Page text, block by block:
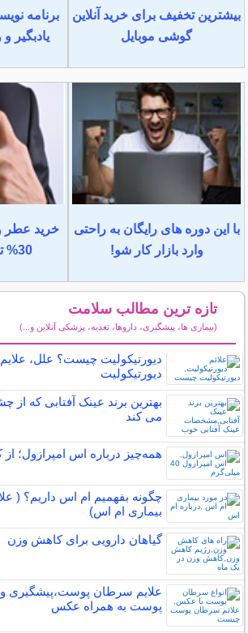
بیشترین تخفیف برای خرید آنلاین
گوشی موبایل
برنامه
یادبگیر
با این دوره های رایگان به راحتی
وارد بازار کار شو!
خرید عطر
30% تخفیف از روژا
تازه ترین مطالب سلامت
(بیماری ها، پیشگیری، داروها، تغذیه، پزشکی آنلاین و...)
دیورتیکولیت چیست؟ علل،
دیورتیکولیت
بهترین برند عینک آفتابی که
می کند
همه‌چیز درباره اس امپرازول؛ از
چگونه بفهمیم ام اس داریم؟ (
بیماری ام اس)
گیاهان دارویی برای کاهش وزن
علایم سرطان پوست،پیشگیری
پوست به همراه عکس